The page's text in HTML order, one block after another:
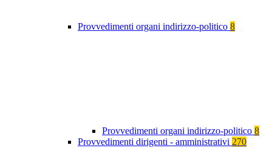
Provvedimenti organi indirizzo-politico 8
Provvedimenti organi indirizzo-politico 8
Provvedimenti dirigenti - amministrativi 270